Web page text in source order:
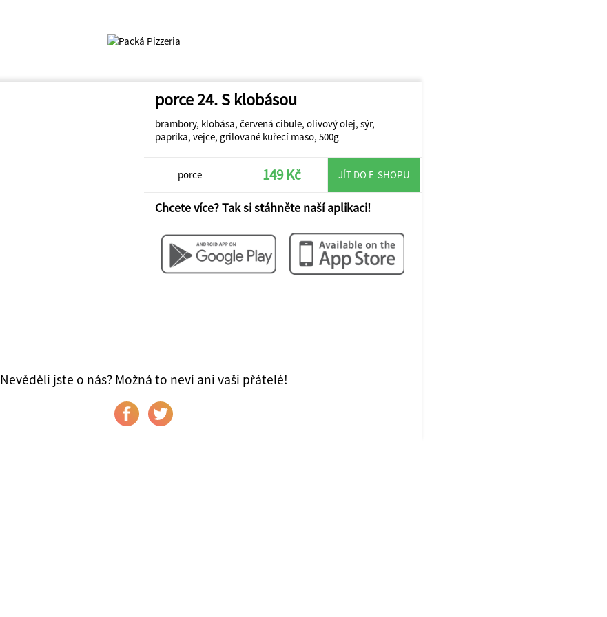
porce 24. S klobásou
brambory, klobása, červená cibule, olivový olej, sýr,
paprika, vejce, grilované kuřecí maso, 500g
porce 149 Kč JÍT DO E-SHOPU
Chcete více? Tak si stáhněte naší aplikaci!
Nevěděli jste o nás? Možná to neví ani vaši přátelé!